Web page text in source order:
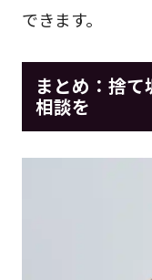
できます。
まとめ：捨
相談を